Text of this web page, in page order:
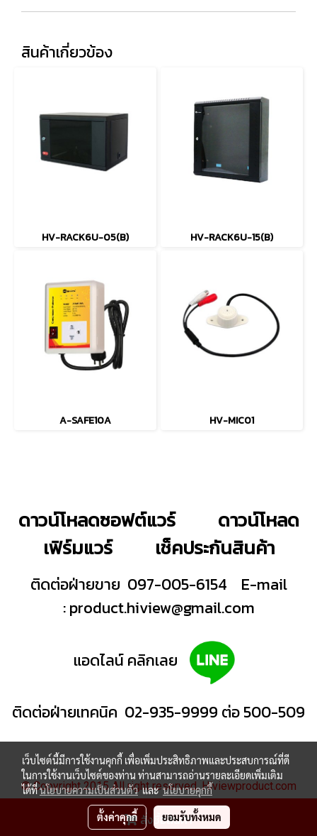
สั่งซื้อสินค้า
สินค้าเกี่ยวข้อง
HV-RACK6U-05(B) HV-RACK6U-15(B)
A-SAFE10A HV-MIC01
ดาวน์โหลดซอฟต์แวร์
ดาวน์โหลด
เฟิร์มแวร์
เช็คประกันสินค้า
ติดต่อฝ่ายขาย 097-005-6154
E-mail
:product.hiview@gmail.com
แอดไลน์ คลิกเลย
ติดต่อฝ่ายเทคนิค 02-935-9999 ต่อ 500-509
© Copyright 2015 All right reserved. Hiviewproduct.com
ผู้เข้าชมวันนี้
1,412
เว็บไซต์นี้มีการใช้งานคุกกี้ เพื่อเพิ่มประสิทธิภาพและประสบการณ์ที่ดี
ในการใช้งานเว็บไซต์ของท่าน ท่านสามารถอ่านรายละเอียดเพิ่มเติม
ได้ที่นโยบายความเป็นส่วนตัวและนโยบายคุกกี้
ตั้งค่าคุกกี้ ยอมรับทั้งหมด